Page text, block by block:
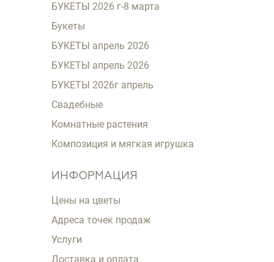
БУКЕТЫ 2026 г-8 марта
Букеты
БУКЕТЫ апрель 2026
БУКЕТЫ апрель 2026
БУКЕТЫ 2026г апрель
Свадебные
Комнатные растения
Композиция и мягкая игрушка
ИНФОРМАЦИЯ
Цены на цветы
Адреса точек продаж
Услуги
Доставка и оплата